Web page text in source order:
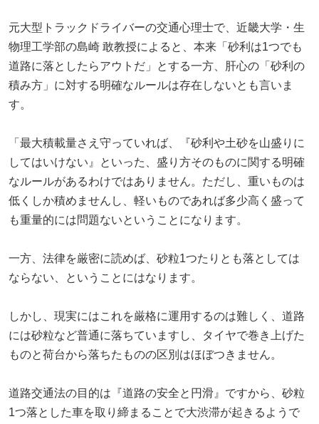
元大型トラックドライバーの交通心理士で、近畿大学・生
物理工学部の島崎 敢教授によると、本来「砂利は1つでも
道路に落としたらアウトだ」とする一方、肝心の「砂利の
積み方」に対する明確なルールは存在しないとも言いま
す。
「最大積載量さえ守っていれば、『砂利や土砂を山盛りに
してはいけない』といった、盛り方そのものに関する明確
なルールがあるわけではありません。ただし、重いものは
低くしか積めませんし、軽いものであれば多少高く盛って
も重量的には問題ないということになります。
一方、法律を厳密に読めば、砂粒1つたりとも落としては
ならない、ということにはなります。
しかし、現実にはこれを厳格に運用するのは難しく、道路
には砂粒など普通に落ちていますし、タイヤで巻き上げた
ものと荷台から落ちたものの区別はほぼつきません。
道路交通法の目的は『道路の安全と円滑』ですから、砂粒
1つ落とした車を取り締まることで大渋滞が起きるようで